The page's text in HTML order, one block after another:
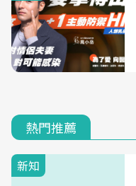
熱門推薦
新知